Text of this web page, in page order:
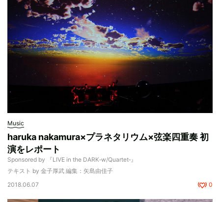
Music
haruka nakamura×プラネタリウム×弦楽四重奏 初
演をレポート
Sponsored by 『LIVE in the DARK‐w/Quartet‐』
テキスト by 金子厚武 編集：矢島由佳子
2018.06.07
0